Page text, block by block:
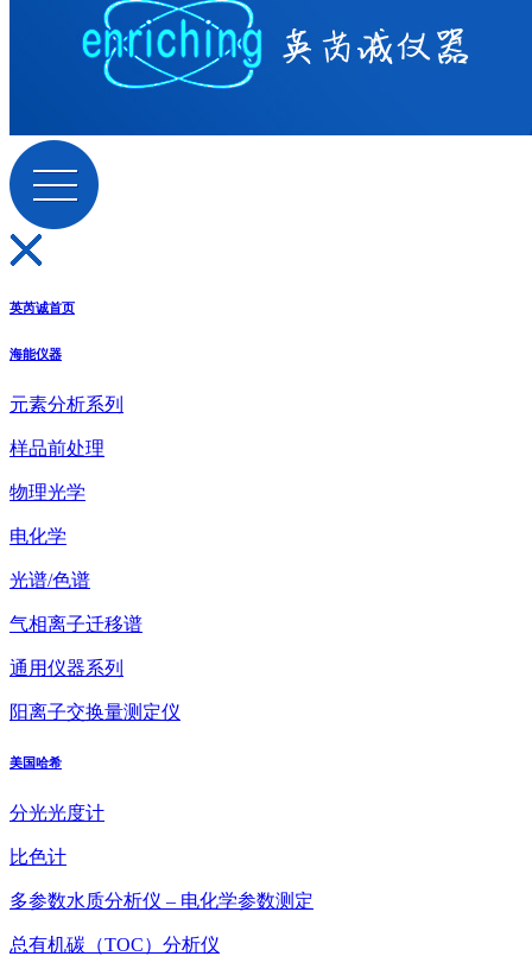
英芮诚首页
海能仪器
元素分析系列
样品前处理
物理光学
电化学
光谱/色谱
气相离子迁移谱
通用仪器系列
阳离子交换量测定仪
美国哈希
分光光度计
比色计
多参数水质分析仪 – 电化学参数测定
总有机碳（TOC）分析仪